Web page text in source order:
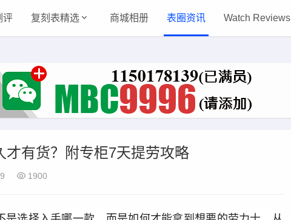
评 复刻表精选 商城相册 表圈资讯 Watch Reviews
有货？附专柜7天提劳攻略
1900